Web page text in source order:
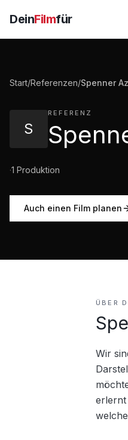
DeinFilmfür
Start/Referenzen/Spenner
S
REFERENZ
·1 Produktion
Auch einen Film planen
ÜBER
Wir
erlernt